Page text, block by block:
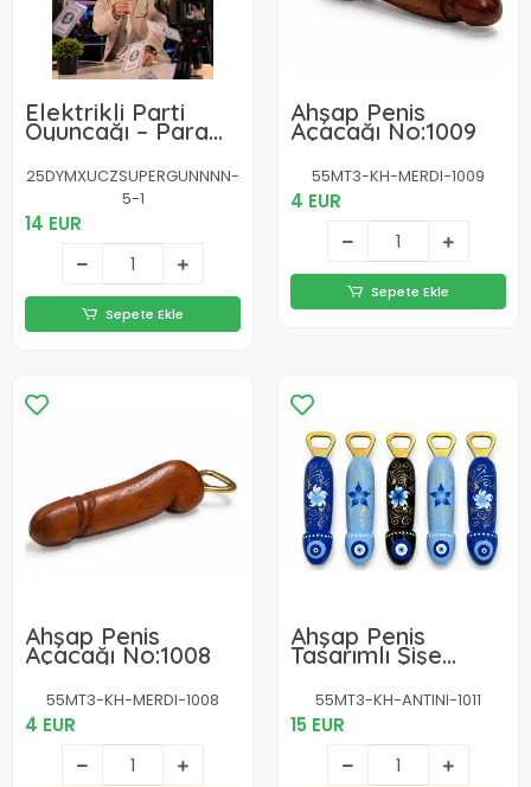
Elektrikli Parti
Oyuncağı – Para
Atan Tabanca Yeni
Nesil
25DYMXUCZSUPERGUNNNN-
5-1
14 EUR
Sepete Ekle
Ahşap Penis
Açacağı No:1009
55MT3-KH-MERDI-1009
4 EUR
Sepete Ekle
Ahşap Penis
Açacağı No:1008
55MT3-KH-MERDI-1008
4 EUR
Ahşap Penis
Tasarımlı Şişe
Açacağı 5'li Set
No:1011
55MT3-KH-ANTINI-1011
15 EUR